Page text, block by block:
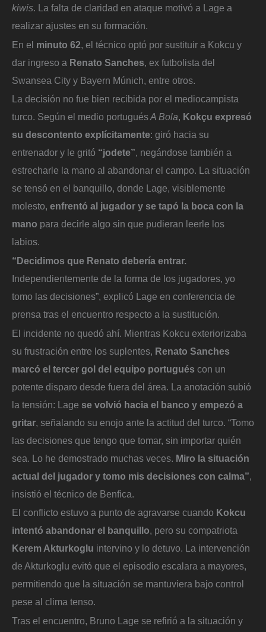
kiwis. La falta de claridad en ataque motivó a Lage a
realizar ajustes en su formación.
En el minuto 62, el técnico optó por sustituir a Kokcu y
dar ingreso a Renato Sanches, ex futbolista del
Swansea City y Bayern Múnich, entre otros.
La decisión no fue bien recibida por el mediocampista
turco. Según el medio portuguésA Bola, Kokçu expresó
su descontento explícitamente: giró hacia su
entrenador y le gritó “jodete”, negándose también a
estrecharle la mano al abandonar el campo. La situación
se tensó en el banquillo, donde Lage, visiblemente
molesto, enfrentó al jugador y se tapó la boca con la
mano para decirle algo sin que pudieran leerle los
labios.
“Decidimos que Renato debería entrar.
Independientemente de la forma de los jugadores, yo
tomo las decisiones”, explicó Lage en conferencia de
prensa tras el encuentro respecto a la sustitución.
El incidente no quedó ahí. Mientras Kokcu exteriorizaba
su frustración entre los suplentes, Renato Sanches
marcó el tercer gol del equipo portugués con un
potente disparo desde fuera del área. La anotación subió
la tensión: Lage se volvió hacia el banco y empezó a
gritar , señalando su enojo ante la actitud del turco. “Tomo
las decisiones que tengo que tomar, sin importar quién
sea. Lo he demostrado muchas veces. Miro la situación
actual del jugador y tomo mis decisiones con calma”
insistió el técnico de Benfica.
El conflicto estuvo a punto de agravarse cuando Kokcu
intentó abandonar el banquillo, pero su compatriota
Kerem Akturkoglu intervino y lo detuvo. La intervención
de Akturkoglu evitó que el episodio escalara a mayores,
permitiendo que la situación se mantuviera bajo control
pese al clima tenso.
Tras el encuentro, Bruno Lage se refirió a la situación y